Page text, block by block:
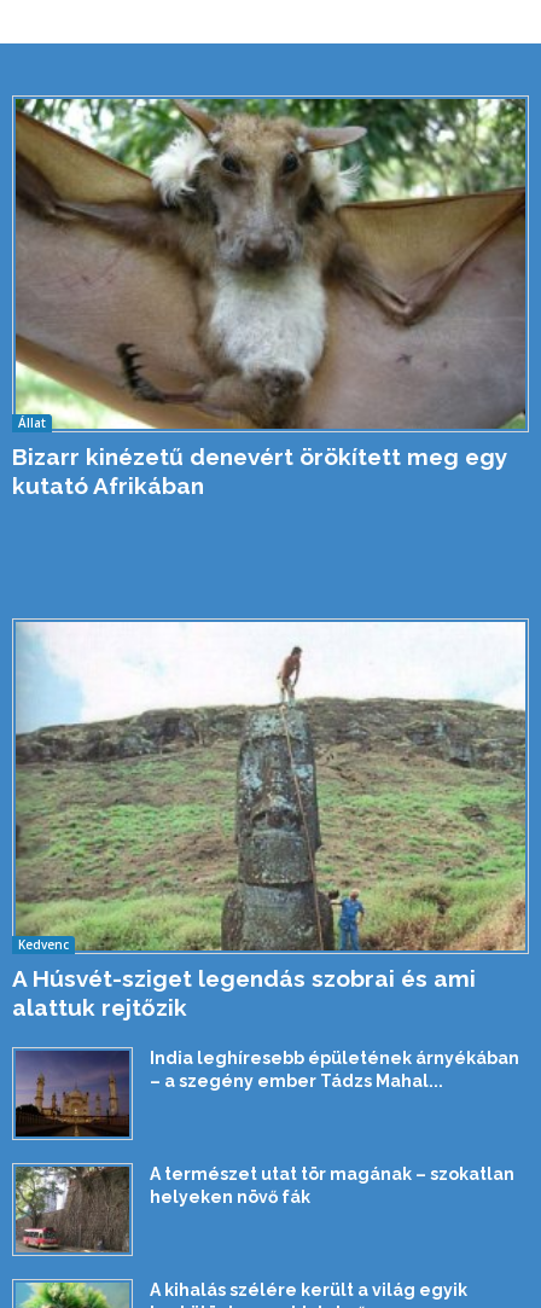
Állat
Bizarr kinézetű denevért örökített meg egy
kutató Afrikában
Kedvenc
A Húsvét-sziget legendás szobrai és ami
alattuk rejtőzik
India leghíresebb épületének árnyékában
– a szegény ember Tádzs Mahal...
A természet utat tör magának – szokatlan
helyeken növő fák
A kihalás szélére került a világ egyik